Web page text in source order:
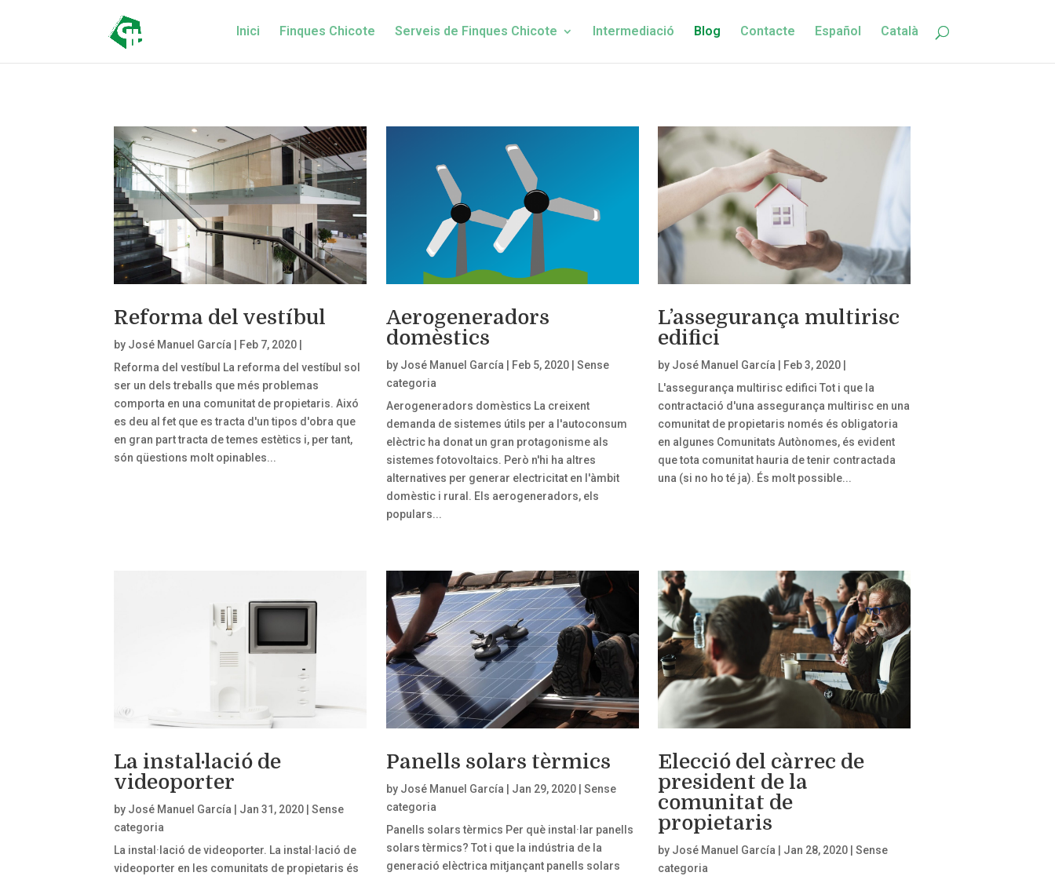
Inici Finques Chicote Serveis de Finques Chicote Intermediació Blog Contacte Español Català
Reforma del vestíbul
by José Manuel García Feb 7, 2020
Reforma del vestíbul La reforma del vestíbul sol
ser un dels treballs que més problemas
comporta en una comunitat de propietaris. Aixó
es deu al fet que es tracta d'un tipos d'obra que
en gran part tracta de temes estètics i, per tant,
són qüestions molt opinables...
Aerogeneradors
domèstics
by José Manuel García Feb 5, 2020| Sense
categoria
Aerogeneradors domèstics La creixent
demanda de sistemes útils per a l'autoconsum
elèctric ha donat un gran protagonisme als
sistemes fotovoltaics. Però n'hi ha altres
alternatives per generar electricitat en l'àmbit
domèstic i rural. Els aerogeneradors, els
populars...
L’assegurança multirisc
edifici
by José Manuel García Feb 3, 2020
L'assegurança multirisc edifici Tot i que la
contractació d'una assegurança multirisc en una
comunitat de propietaris només és obligatoria
en algunes Comunitats Autònomes, és evident
que tota comunitat hauria de tenir contractada
una (si no ho té ja). És molt possible...
La instal·lació de
videoporter
by José Manuel García Jan 31, 2020 |Sense
categoria
La instal·lació de videoporter. La instal·lació de
videoporter en les comunitats de propietaris és
Panells solars tèrmics
by José Manuel García Jan 29, 2020| Sense
categoria
Panells solars tèrmics Per què instal·lar panells
solars tèrmics? Tot i que la indústria de la
generació elèctrica mitjançant panells solars
Elecció del càrrec de
president de la
comunitat de
propietaris
by José Manuel García Jan 28, 2020 |Sense
categoria